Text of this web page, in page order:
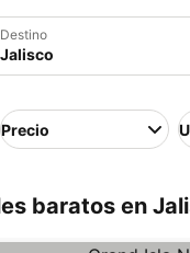
Destino
Precio
baratos en